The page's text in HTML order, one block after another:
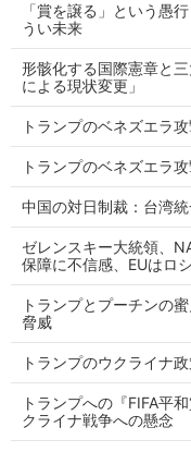
「賞を譲る」という愚
うい未来
形骸化する国際憲章と
による現状変更」
トランプのベネズエラ
トランプのベネズエラ
中国の対日制裁：台湾
ゼレンスキー大統領、
保障に不信感、EUはロ
トランプとプーチンの
脅威
トランプのウクライナ
トランプへの『FIFA平
クライナ戦争への懸念